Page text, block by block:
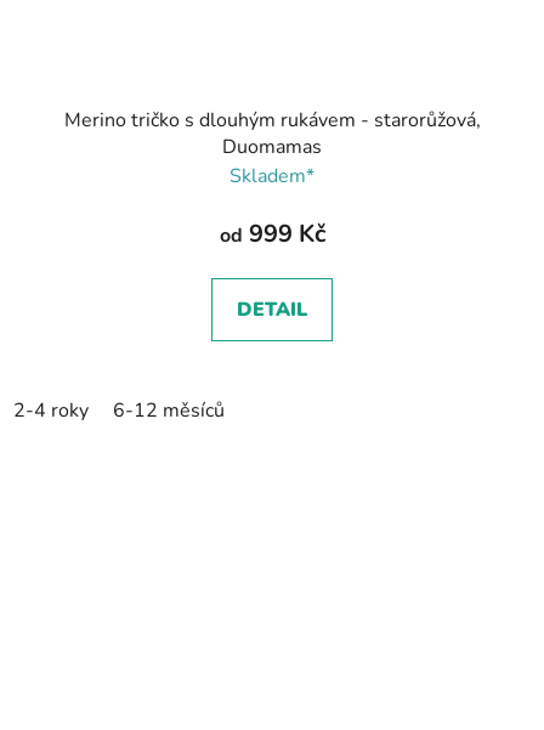
Merino tričko s dlouhým rukávem - starorůžová,
Duomamas
Skladem*
od 999 Kč
DETAIL
2-4 roky 6-12 měsíců